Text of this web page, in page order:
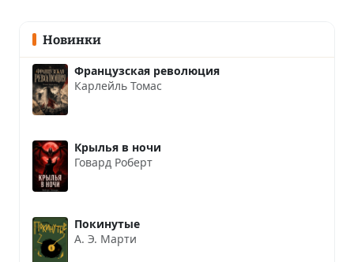
Новинки
Французская революция
Карлейль Томас
Крылья в ночи
Говард Роберт
Покинутые
А. Э. Марти